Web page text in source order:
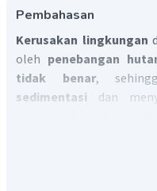
Pembahasan
Kerusakan lingkungan
oleh penebangan
tidak benar,
sedimentasi dan